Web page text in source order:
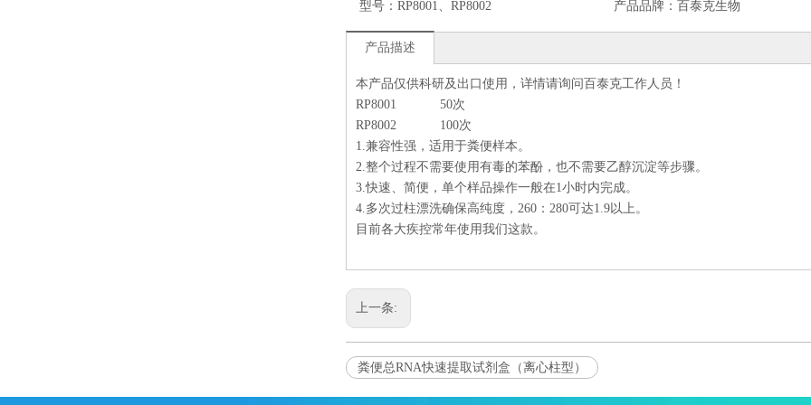
型号： RP8001、RP8002 产品品牌： 百泰克生物
产品描述
本产品仅供科研及出口使用，详情请询问百泰克工作人员！
RP8001 50次
RP8002 100次
1.兼容性强，适用于粪便样本。
2.整个过程不需要使用有毒的苯酚，也不需要乙醇沉淀等步骤。
3.快速、简便，单个样品操作一般在1小时内完成。
4.多次过柱漂洗确保高纯度，260：280可达1.9以上。
目前各大疾控常年使用我们这款。
上一条:
粪便总RNA快速提取试剂盒（离心柱型）